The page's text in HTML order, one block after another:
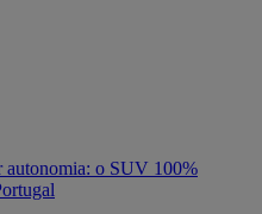
autonomia: o SUV 100%